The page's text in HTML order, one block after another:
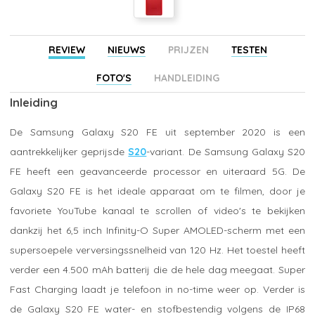
REVIEW NIEUWS PRIJZEN TESTEN
FOTO'S HANDLEIDING
Inleiding
De Samsung Galaxy S20 FE uit september 2020 is een
aantrekkelijker geprijsdeS20-variant. De Samsung Galaxy S20
FE heeft een geavanceerde processor en uiteraard 5G. De
Galaxy S20 FE is het ideale apparaat om te filmen, door je
favoriete YouTube kanaal te scrollen of video's te bekijken
dankzij het 6,5 inch Infinity-O Super AMOLED-scherm met een
supersoepele verversingssnelheid van 120 Hz. Het toestel heeft
verder een 4.500 mAh batterij die de hele dag meegaat. Super
Fast Charging laadt je telefoon in no-time weer op. Verder is
de Galaxy S20 FE water- en stofbestendig volgens de IP68